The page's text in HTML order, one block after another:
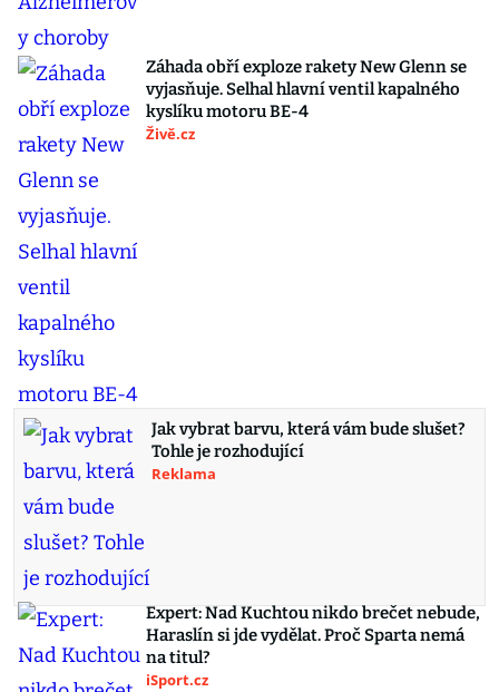
Záhada obří exploze rakety New Glenn se
vyjasňuje. Selhal hlavní ventil kapalného
kyslíku motoru BE-4
Živě.cz
Jak vybrat barvu, která vám bude slušet?
Tohle je rozhodující
Reklama
Expert: Nad Kuchtou nikdo brečet nebude,
Haraslín si jde vydělat. Proč Sparta nemá
na titul?
iSport.cz